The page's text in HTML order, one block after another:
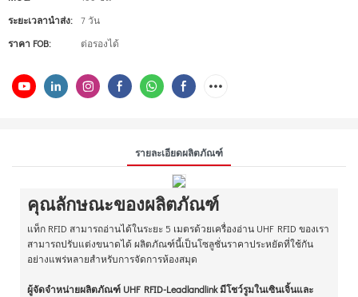
ระยะเวลานำส่ง:
7 วัน
ราคา FOB:
ต่อรองได้
รายละเอียดผลิตภัณฑ์
คุณลักษณะของผลิตภัณฑ์
แท็ก RFID สามารถอ่านได้ในระยะ 5 เมตรด้วยเครื่องอ่าน UHF RFID ของเรา
สามารถปรับแต่งขนาดได้ ผลิตภัณฑ์นี้เป็นโซลูชั่นราคาประหยัดที่ใช้กัน
อย่างแพร่หลายสำหรับการจัดการห้องสมุด
ผู้จัดจำหน่ายผลิตภัณฑ์ UHF RFID-Leadlandlink มีโชว์รูมในเซินเจิ้นและ